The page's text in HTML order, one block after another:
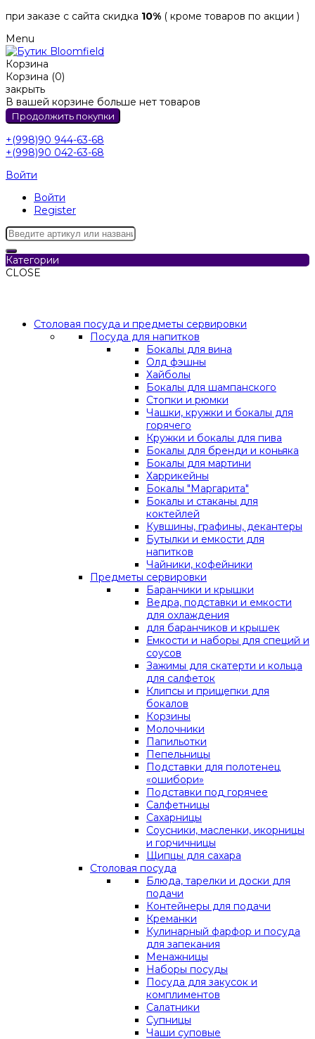
при заказе с сайта скидка 10% ( кроме товаров по акции )
Menu
Корзина
Корзина (0)
закрыть
В вашей корзине больше нет товаров
Продолжить покупки
+(998)90 944-63-68
+(998)90 042-63-68
Войти
Войти
Register
Категории
CLOSE
Столовая посуда и предметы сервировки
Посуда для напитков
Бокалы для вина
Олд фэшны
Хайболы
Бокалы для шампанского
Стопки и рюмки
Чашки, кружки и бокалы для
горячего
Кружки и бокалы для пива
Бокалы для бренди и коньяка
Бокалы для мартини
Харрикейны
Бокалы "Маргарита"
Бокалы и стаканы для
коктейлей
Кувшины, графины, декантеры
Бутылки и емкости для
напитков
Чайники, кофейники
Предметы сервировки
Баранчики и крышки
Ведра, подставки и емкости
для охлаждения
для баранчиков и крышек
Емкости и наборы для специй и
соусов
Зажимы для скатерти и кольца
для салфеток
Клипсы и прищепки для
бокалов
Корзины
Молочники
Папильотки
Пепельницы
Подставки для полотенец
«ошибори»
Подставки под горячее
Салфетницы
Сахарницы
Соусники, масленки, икорницы
и горчичницы
Щипцы для сахара
Столовая посуда
Блюда, тарелки и доски для
подачи
Контейнеры для подачи
Креманки
Кулинарный фарфор и посуда
для запекания
Менажницы
Наборы посуды
Посуда для закусок и
комплиментов
Салатники
Супницы
Чаши суповые